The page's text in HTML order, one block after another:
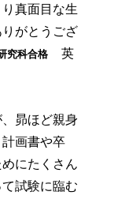
真面目な生
がとうござ
究科合格
英
昴ほど親身
画書や卒
にたくさん
試験に臨む